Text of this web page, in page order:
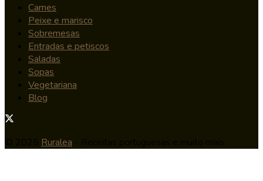
Carnes
Peixe e marisco
Sobremesas
Entradas e petiscos
Saladas
Sopas
Vegetariana
Blog
Ruralea